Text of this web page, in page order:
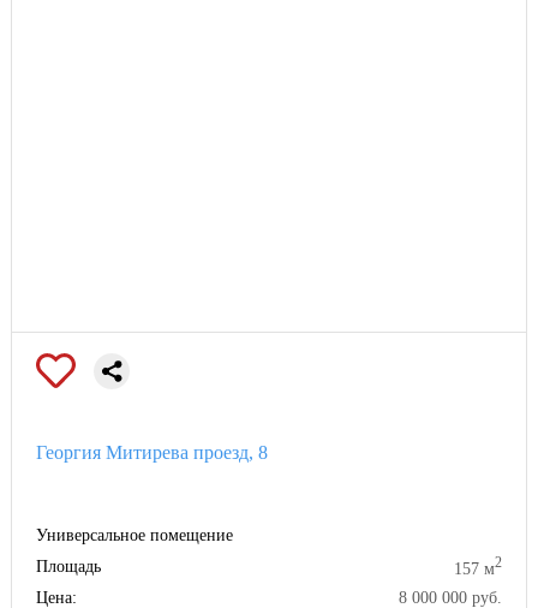
Георгия Митирева проезд, 8
Универсальное помещение
Площадь
157 м2
Цена: 8 000 000 руб.